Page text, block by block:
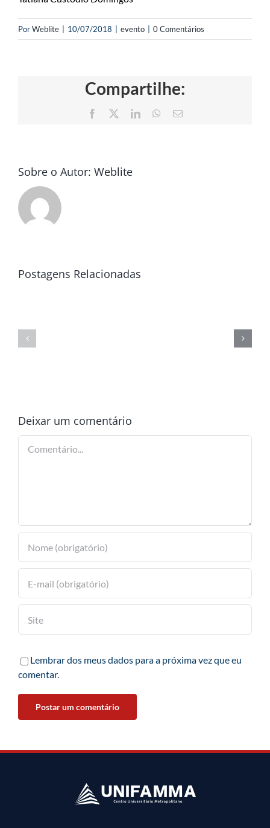
PorWeblite 10/07/2018 evento 0 Comentários
Compartilhe:
Facebook LinkedInWhatsApp
E-
Sobre o Autor: Weblite
Postagens Relacionadas
Deixar um comentário
Lembrar dos meus dados para a próxima vez que eu
comentar.